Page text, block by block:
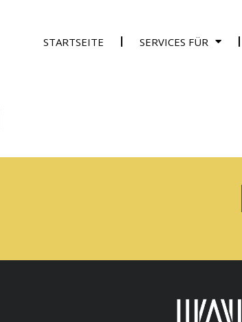
STARTSEITE SERVICES FÜR